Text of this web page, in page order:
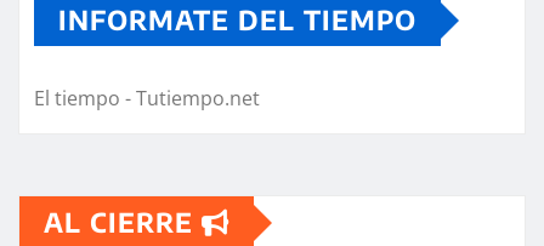
INFORMATE DEL TIEMPO
El tiempo - Tutiempo.net
AL CIERRE